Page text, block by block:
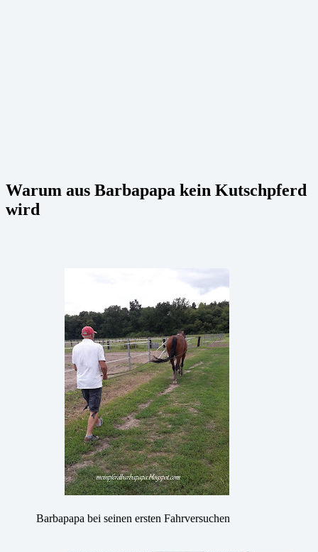
Warum aus Barbapapa kein Kutschpferd
wird
Barbapapa bei seinen ersten Fahrversuchen